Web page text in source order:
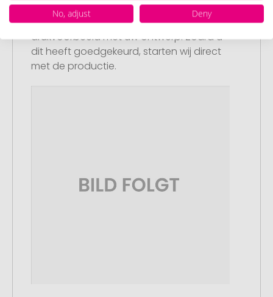
Artikelvoorbeeld en goedkeuring
U ontvangt van ons een gratis
drukvoorbeeld met uw ontwerp. Zodra u
dit heeft goedgekeurd, starten wij direct
met de productie.
No, adjust
Deny